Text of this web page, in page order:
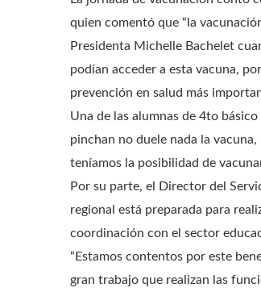
quien comentó que “la
Presidenta Michelle Bachelet
podían acceder a esta vacuna,
prevención en salud más
Una de las alumnas de 4to
pinchan no duele nada la
teníamos la posibilidad de
Por su parte, el Director del
regional está preparada para
coordinación con el sector
“Estamos contentos por este
gran trabajo que realizan las